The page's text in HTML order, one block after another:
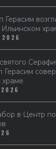
Герасим
Ильинском
Герасим
храме
в Центр